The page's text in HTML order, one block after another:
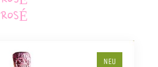
ROSÉ
NEU